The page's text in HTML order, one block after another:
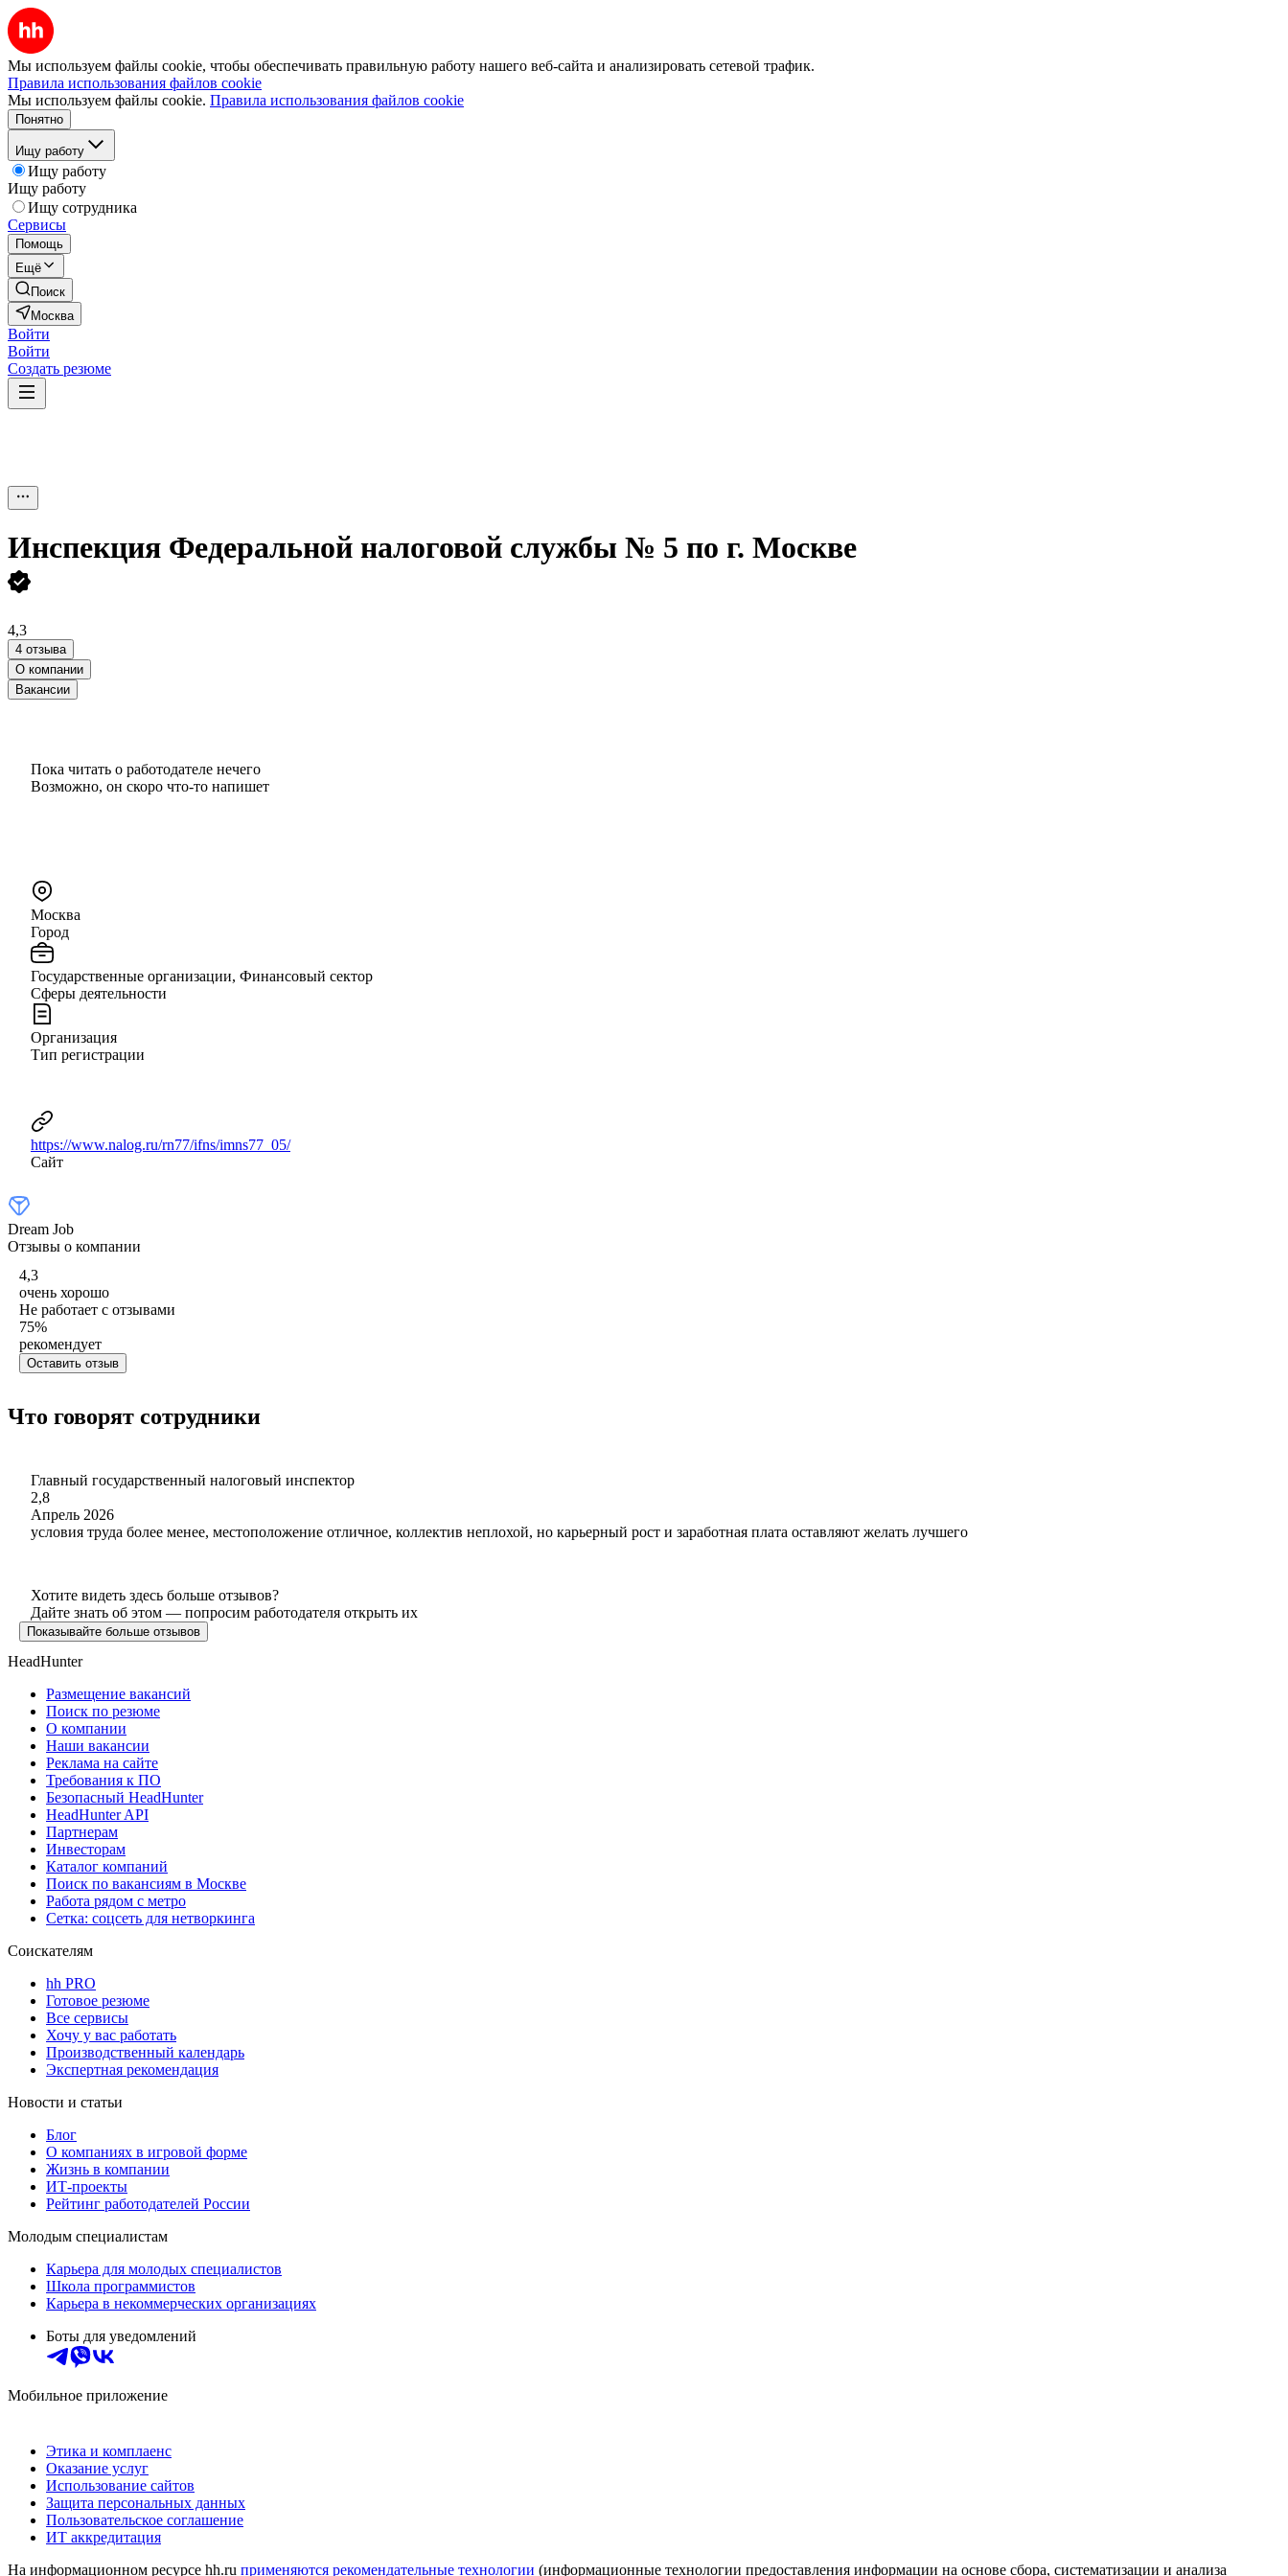
Мы используем файлы cookie, чтобы обеспечивать правильную работу нашего веб-сайта и анализировать сетевой трафик.
Правила использования файлов cookie
Мы используем файлы cookie. Правила использования файлов cookie
Понятно
Ищу работу
Ищу работу
Ищу работу
Ищу сотрудника
Сервисы
Помощь
Ещё
Поиск
Москва
Войти
Войти
Создать резюме
Инспекция Федеральной налоговой службы № 5 по г. Москве
4,3
4 отзыва
О компании
Вакансии
Пока читать о работодателе нечего
Возможно, он скоро что‑то напишет
Москва
Город
Государственные организации, Финансовый сектор
Сферы деятельности
Организация
Тип регистрации
https://www.nalog.ru/rn77/ifns/imns77_05/
Сайт
Dream Job
Отзывы о компании
4,3
очень хорошо
Не работает с отзывами
75%
рекомендует
Оставить отзыв
Что говорят сотрудники
Главный государственный налоговый инспектор
2,8
Апрель 2026
условия труда более менее, местоположение отличное, коллектив неплохой, но карьерный рост и заработная плата оставляют желать лучшего
Хотите видеть здесь больше отзывов?
Дайте знать об этом — попросим работодателя открыть их
Показывайте больше отзывов
HeadHunter
Размещение вакансий
Поиск по резюме
О компании
Наши вакансии
Реклама на сайте
Требования к ПО
Безопасный HeadHunter
HeadHunter API
Партнерам
Инвесторам
Каталог компаний
Поиск по вакансиям в Москве
Работа рядом с метро
Сетка: соцсеть для нетворкинга
Соискателям
hh PRO
Готовое резюме
Все сервисы
Хочу у вас работать
Производственный календарь
Экспертная рекомендация
Новости и статьи
Блог
О компаниях в игровой форме
Жизнь в компании
ИТ-проекты
Рейтинг работодателей России
Молодым специалистам
Карьера для молодых специалистов
Школа программистов
Карьера в некоммерческих организациях
Боты для уведомлений
Мобильное приложение
Этика и комплаенс
Оказание услуг
Использование сайтов
Защита персональных данных
Пользовательское соглашение
ИТ аккредитация
На информационном ресурсе hh.ru применяются рекомендательные технологии (информационные технологии предоставления информации на основе сбора, систематизации и анализа